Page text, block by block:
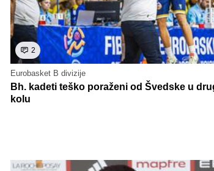
2
Eurobasket B divizije
Bh. kadeti teško poraženi od Švedske u
kolu